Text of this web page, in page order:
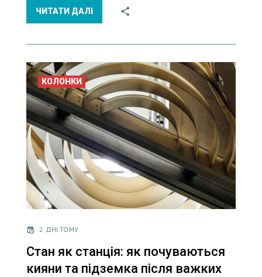
ЧИТАТИ ДАЛІ
КОЛОНКИ
2 ДНІ ТОМУ
Стан як станція: як почуваються
кияни та підземка після важких